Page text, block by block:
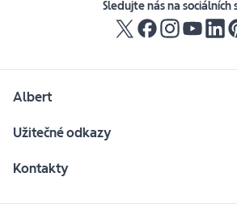
Sledujte nás na sociálních
Albert
Užitečné odkazy
Kontakty